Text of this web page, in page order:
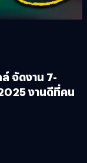
จัดงาน 7-
งานดีที่คน